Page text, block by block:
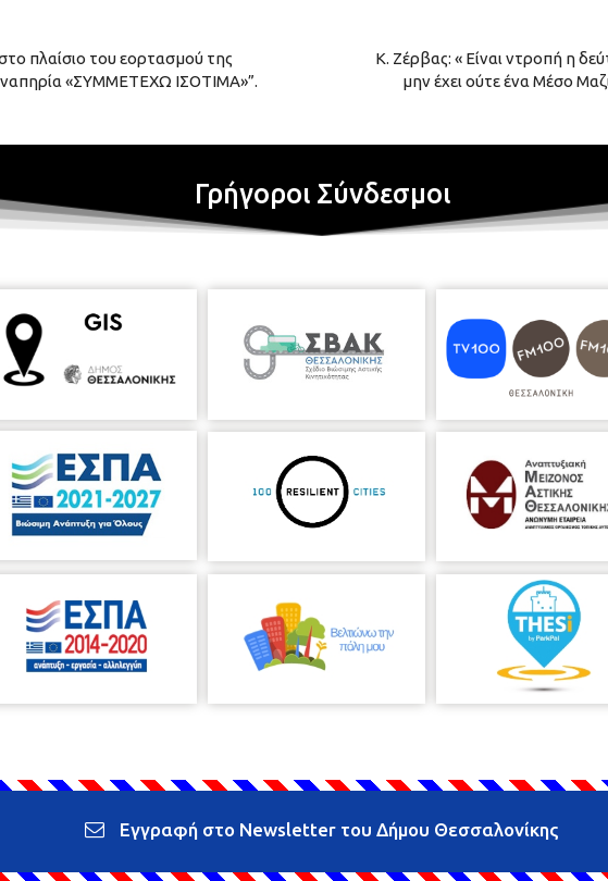
πλαίσιο του εορτασμού της
«ΣΥΜΜΕΤΕΧΩ ΙΣΟΤΙΜΑ»”.
Κ. Ζέρβας: « Είναι ντροπή η
μην έχει ούτε ένα Μέσο
Γρήγοροι Σύνδεσμοι
Εγγραφή στο Newsletter του Δήμου Θεσσαλονίκης